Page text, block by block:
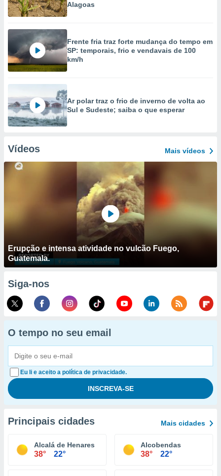
Alagoas
Frente fria traz forte mudança do tempo em
SP: temporais, frio e vendavais de 100
km/h
Ar polar traz o frio de inverno de volta ao
Sul e Sudeste; saiba o que esperar
Vídeos Mais vídeos
Erupção e intensa atividade no vulcão Fuego,
Guatemala.
Siga-nos
O tempo no seu email
Eu li e aceito a política de privacidade.
Principais cidades Mais cidades
Alcalá de Henares
38° 22°
Alcobendas
38° 22°